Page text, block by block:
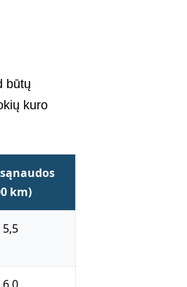
būtų
kuro
km)
5,5